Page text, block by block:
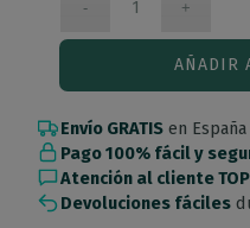
AÑADIR
Envío GRATIS en
Pago 100% fácil y
Atención al cliente TOP
Devoluciones fáciles